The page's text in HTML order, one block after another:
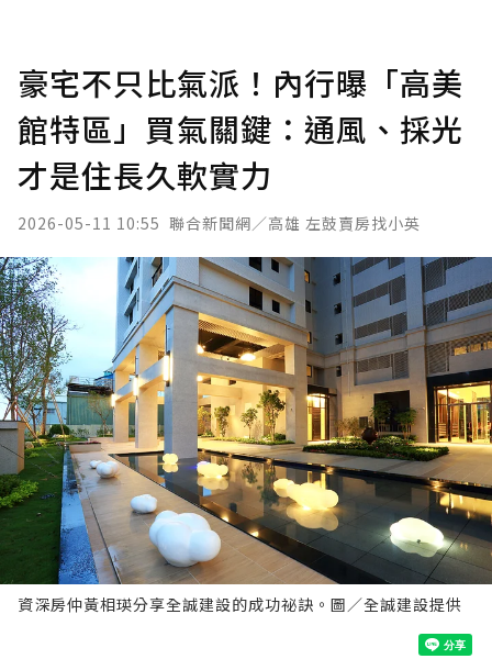
豪宅不只比氣派！內行曝「高美
館特區」買氣關鍵：通風、採光
才是住長久軟實力
2026-05-11 10:55 聯合新聞網／高雄 左鼓賣房找小英
資深房仲黃相瑛分享全誠建設的成功祕訣。圖／全誠建設提供